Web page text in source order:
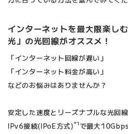
インターネットを最大限楽し
光」の光回線がオススメ！
「インターネット回線が遅い」
「インターネット料金が高い」
などのお悩みはありませんか？
安定した速度とリーズナブルな光回線
IPv6接続(IPoE方式)*1 で最大